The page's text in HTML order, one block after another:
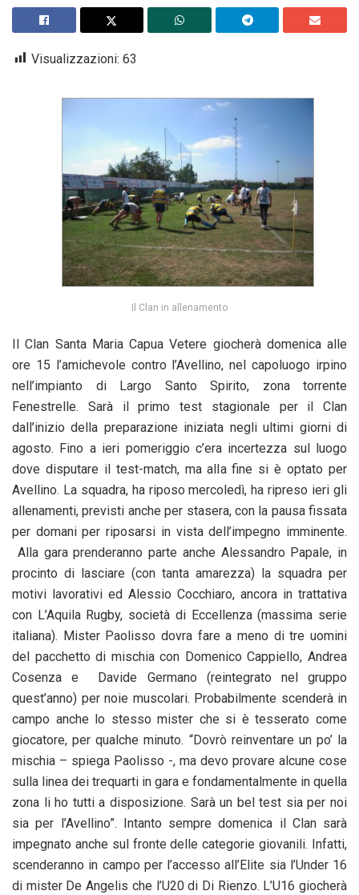
Visualizzazioni: 63
Il Clan in allenamento
Il Clan Santa Maria Capua Vetere giocherà domenica alle
ore 15 l’amichevole contro l’Avellino, nel capoluogo irpino
nell’impianto di Largo Santo Spirito, zona torrente
Fenestrelle. Sarà il primo test stagionale per il Clan
dall’inizio della preparazione iniziata negli ultimi giorni di
agosto. Fino a ieri pomeriggio c’era incertezza sul luogo
dove disputare il test-match, ma alla fine si è optato per
Avellino. La squadra, ha riposo mercoledì, ha ripreso ieri gli
allenamenti, previsti anche per stasera, con la pausa fissata
per domani per riposarsi in vista dell’impegno imminente.
Alla gara prenderanno parte anche Alessandro Papale, in
procinto di lasciare (con tanta amarezza) la squadra per
motivi lavorativi ed Alessio Cocchiaro, ancora in trattativa
con L’Aquila Rugby, società di Eccellenza (massima serie
italiana). Mister Paolisso dovra fare a meno di tre uomini
del pacchetto di mischia con Domenico Cappiello, Andrea
Cosenza e Davide Germano (reintegrato nel gruppo
quest’anno) per noie muscolari. Probabilmente scenderà in
campo anche lo stesso mister che si è tesserato come
giocatore, per qualche minuto. “Dovrò reinventare un po’ la
mischia – spiega Paolisso -, ma devo provare alcune cose
sulla linea dei trequarti in gara e fondamentalmente in quella
zona li ho tutti a disposizione. Sarà un bel test sia per noi
sia per l’Avellino”. Intanto sempre domenica il Clan sarà
impegnato anche sul fronte delle categorie giovanili. Infatti,
scenderanno in campo per l’accesso all’Elite sia l’Under 16
di mister De Angelis che l’U20 di Di Rienzo. L’U16 giocherà